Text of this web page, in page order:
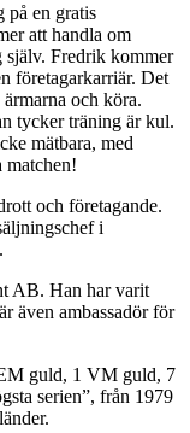
på en gratis
att handla om
själv. Fredrik kommer
företagarkarriär. Det
och köra.
tycker träning är kul.
mätbara, med
matchen!
och företagande.
i
AB. Han har varit
även ambassadör för
guld, 1 VM guld, 7
serien”, från 1979